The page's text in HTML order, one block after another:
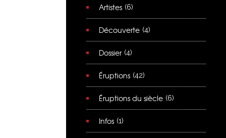
Artistes (6)
Découverte (4)
Dossier (4)
Éruptions (42)
Éruptions du siècle (6)
Infos (1)